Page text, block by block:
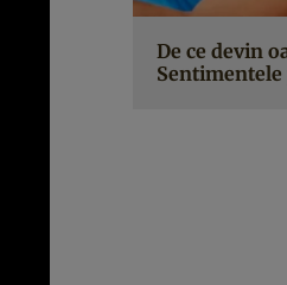
De ce devin
Sentimentele